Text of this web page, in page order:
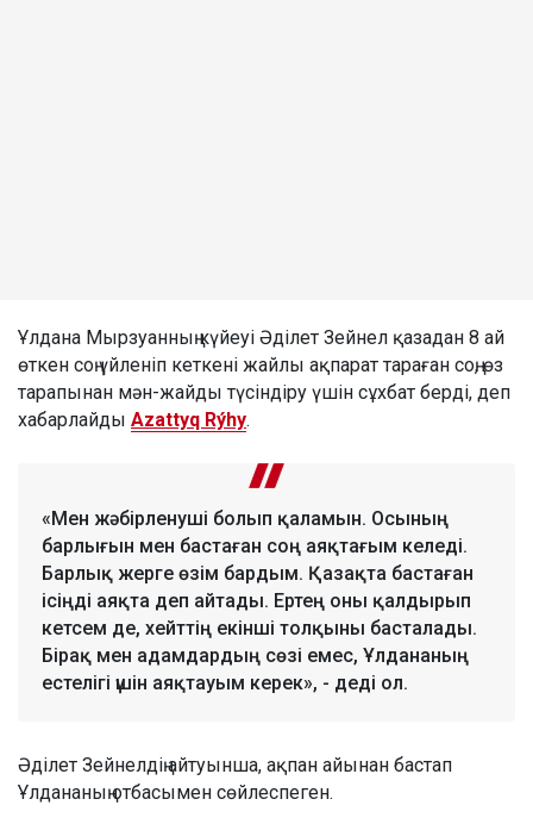
Ұлдана Мырзуанның күйеуі Әділет Зейнел қазадан 8 ай
өткен соң үйленіп кеткені жайлы ақпарат тараған соң, өз
тарапынан мән-жайды түсіндіру үшін сұхбат берді, деп
хабарлайды Azattyq Rýhy.
«Мен жәбірленуші болып қаламын. Осының
барлығын мен бастаған соң аяқтағым келеді.
Барлық жерге өзім бардым. Қазақта бастаған
ісіңді аяқта деп айтады. Ертең оны қалдырып
кетсем де, хейттің екінші толқыны басталады.
Бірақ мен адамдардың сөзі емес, Ұлдананың
естелігі үшін аяқтауым керек», - деді ол.
Әділет Зейнелдің айтуынша, ақпан айынан бастап
Ұлдананың отбасымен сөйлеспеген.